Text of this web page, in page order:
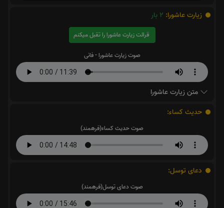
زیارت عاشورا: 2 بار
قرائت زیارت عاشورا را تقبل میکنم
صوت زیارت عاشورا - فانی
متن زیارت عاشورا
حدیث کساء:
صوت حدیث کساء(فرهمند)
دعای توسل:
صوت دعای توسل(فرهمند)